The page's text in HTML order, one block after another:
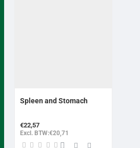
Spleen and Stomach
€22,57
Excl. BTW:€20,71